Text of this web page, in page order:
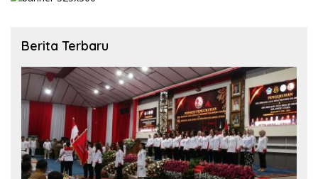
Berita Terbaru